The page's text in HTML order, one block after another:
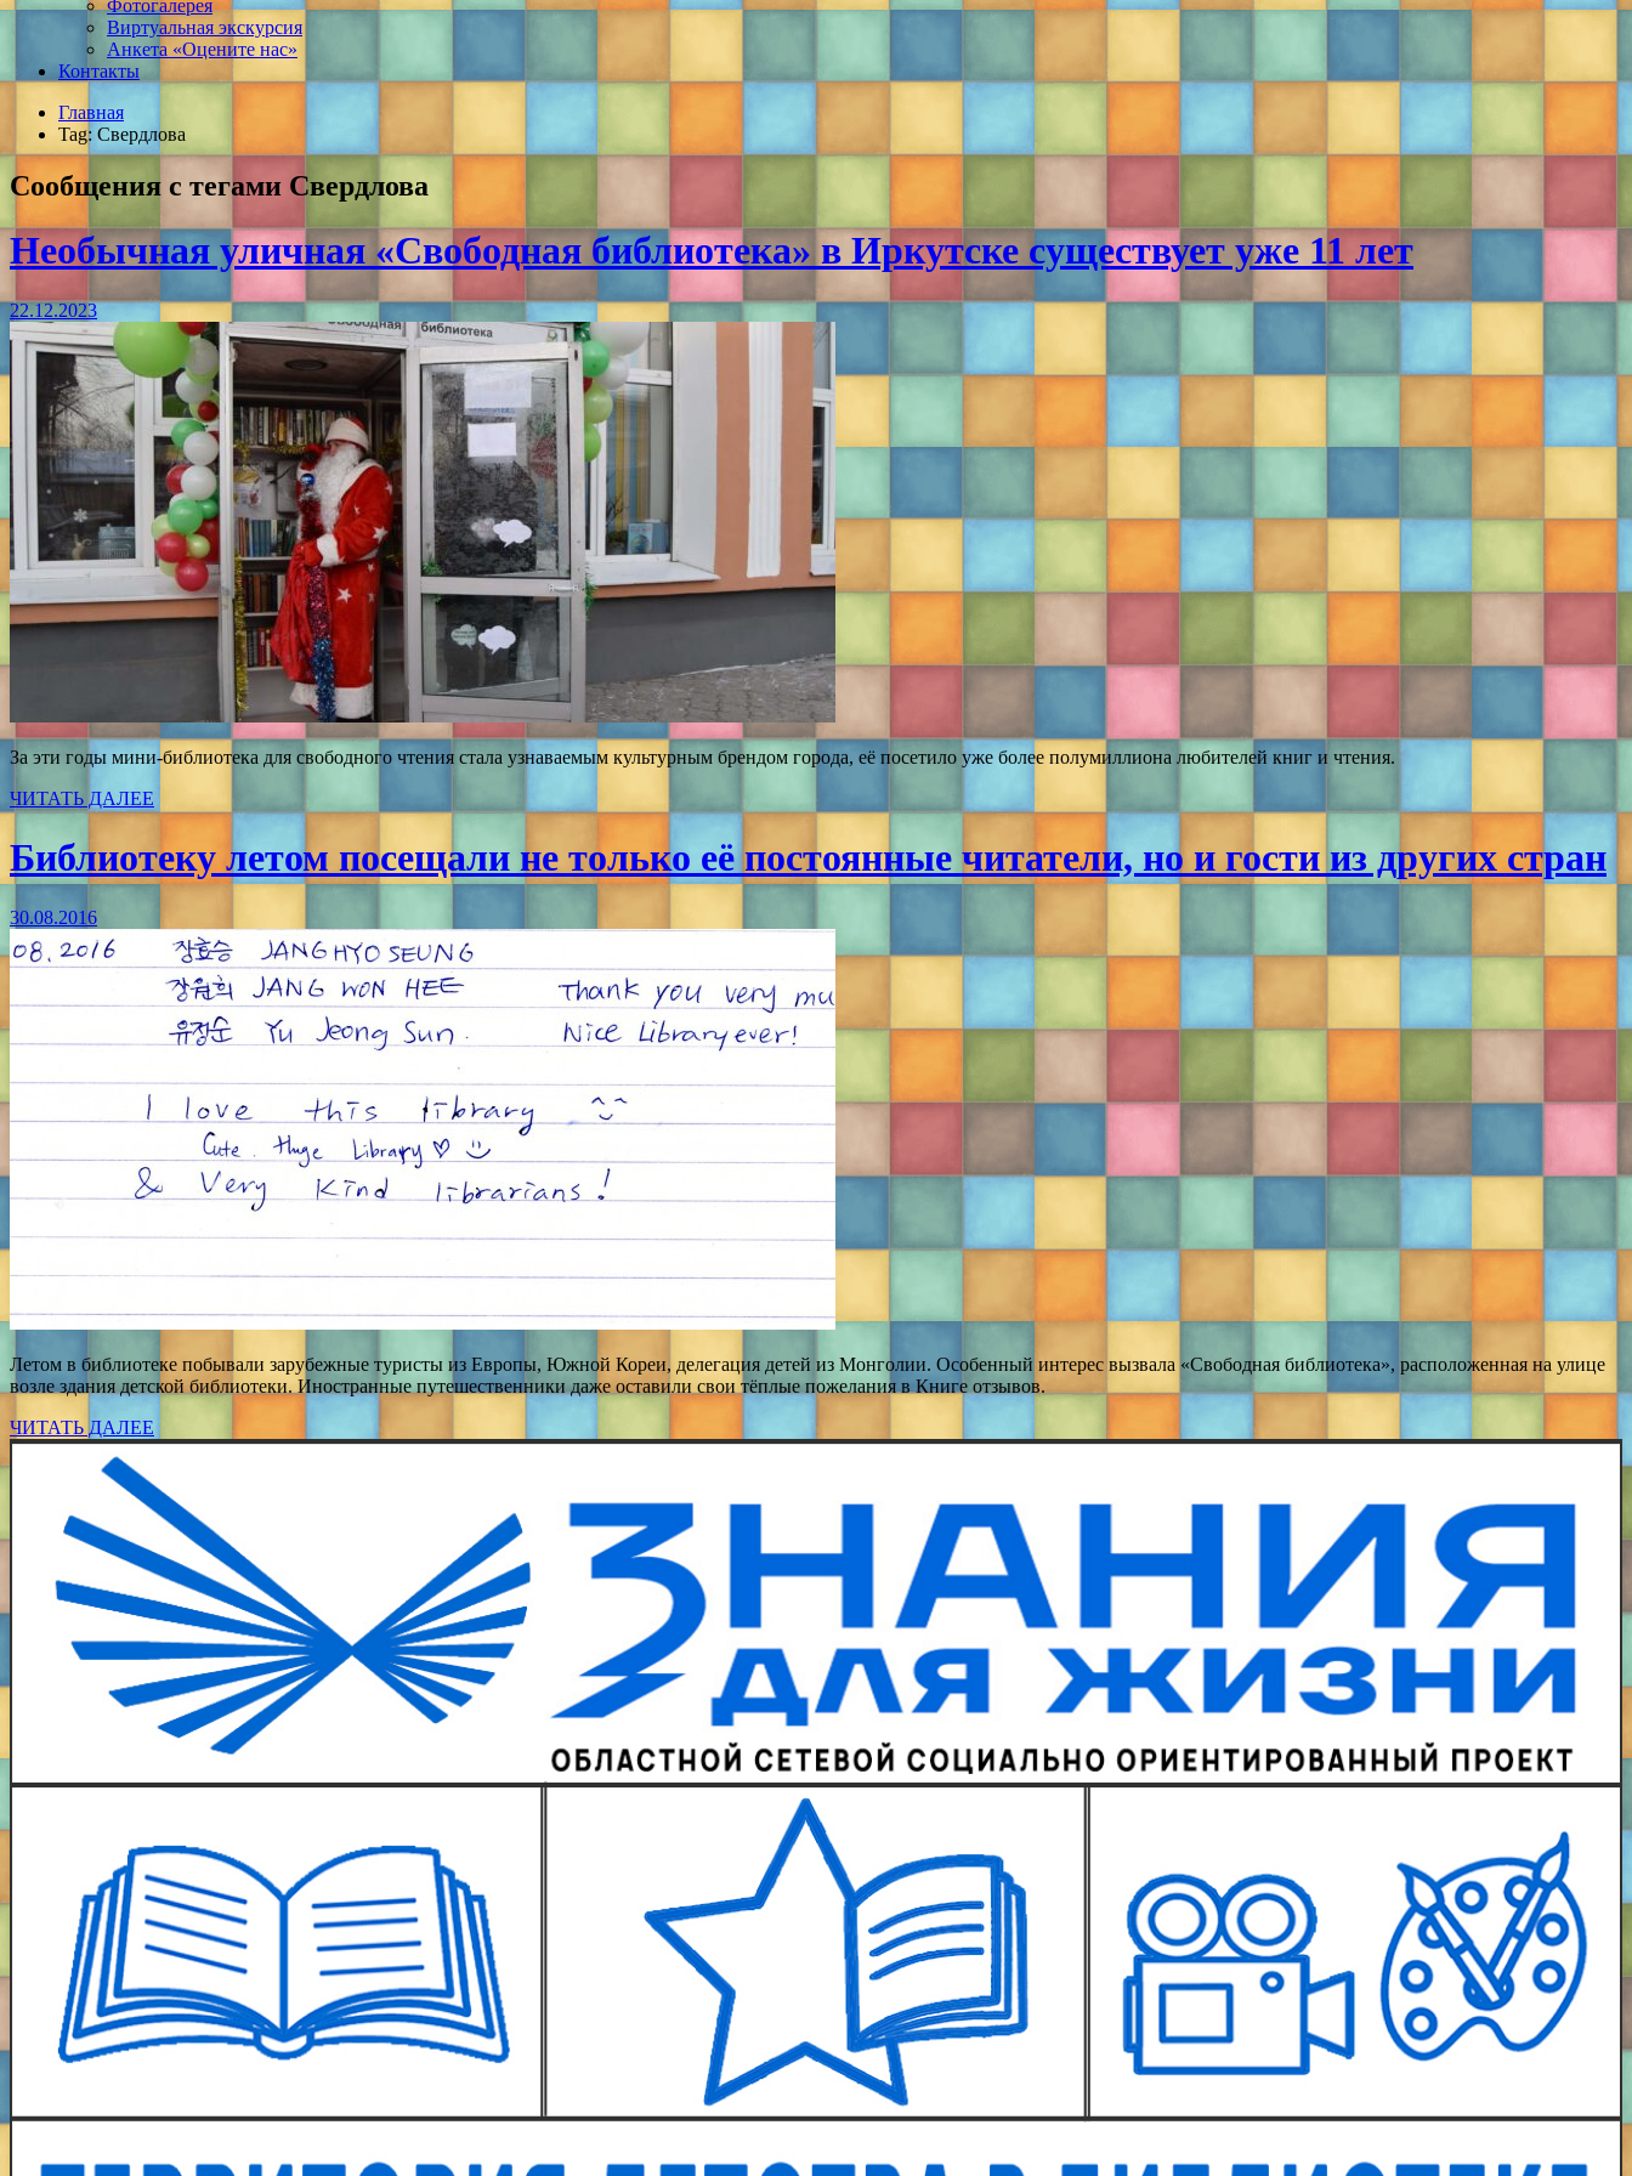
Фотогалерея
Виртуальная экскурсия
Анкета «Оцените нас»
Контакты
Главная
Tag: Свердлова
Сообщения с тегами Свердлова
Необычная уличная «Свободная библиотека» в Иркутске существует уже 11 лет
22.12.2023
За эти годы мини-библиотека для свободного чтения стала узнаваемым культурным брендом города, её посетило уже более полумиллиона любителей книг и чтения.
ЧИТАТЬ ДАЛЕЕ
Библиотеку летом посещали не только её постоянные читатели, но и гости из других стран
30.08.2016
Летом в библиотеке побывали зарубежные туристы из Европы, Южной Кореи, делегация детей из Монголии. Особенный интерес вызвала «Свободная библиотека», расположенная на улице
возле здания детской библиотеки. Иностранные путешественники даже оставили свои тёплые пожелания в Книге отзывов.
ЧИТАТЬ ДАЛЕЕ